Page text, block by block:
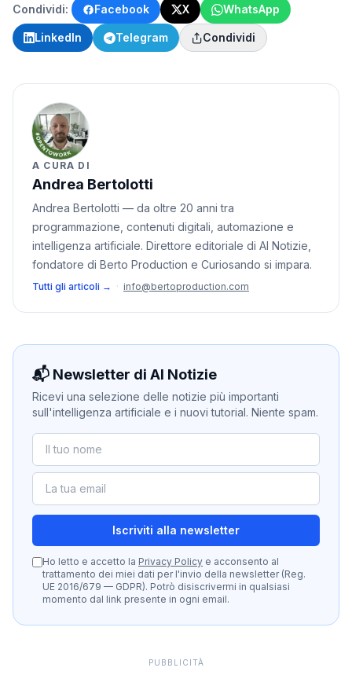
Condividi: Facebook X WhatsApp
LinkedIn Telegram Condividi
A CURA DI
Andrea Bertolotti
Andrea Bertolotti — da oltre 20 anni tra
programmazione, contenuti digitali, automazione e
intelligenza artificiale. Direttore editoriale di AI Notizie,
fondatore di Berto Production e Curiosando si impara.
Tutti gli articoli → · info@bertoproduction.com
📬 Newsletter di AI Notizie
Ricevi una selezione delle notizie più importanti
sull'intelligenza artificiale e i nuovi tutorial. Niente spam.
Iscriviti alla newsletter
Ho letto e accetto la Privacy Policy e acconsento al
trattamento dei miei dati per l'invio della newsletter (Reg.
UE 2016/679 — GDPR). Potrò disiscrivermi in qualsiasi
momento dal link presente in ogni email.
PUBBLICITÀ